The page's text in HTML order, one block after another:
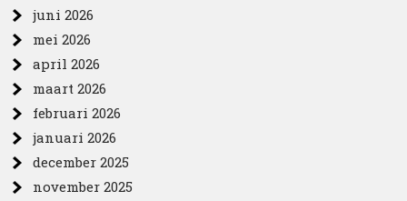
juni 2026
mei 2026
april 2026
maart 2026
februari 2026
januari 2026
december 2025
november 2025